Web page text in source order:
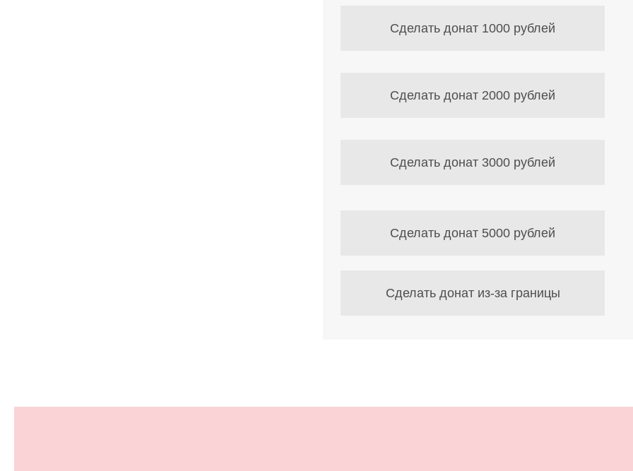
Сделать донат 1000 рублей
Сделать донат 2000 рублей
Сделать донат 3000 рублей
Сделать донат 5000 рублей
Сделать донат из-за границы